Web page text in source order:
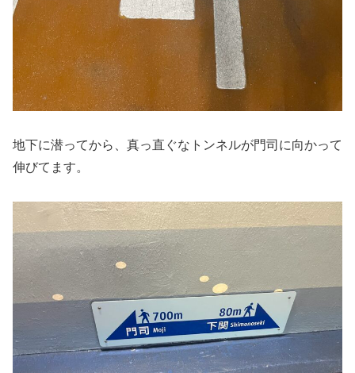
地下に潜ってから、真っ直ぐなトンネルが門司に向かって
伸びてます。